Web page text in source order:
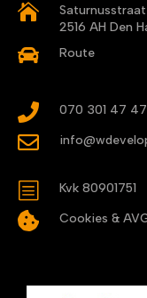

2516 AH Den
 Route
 070 301 47 47

b Kvk 80901751
 Cookies &